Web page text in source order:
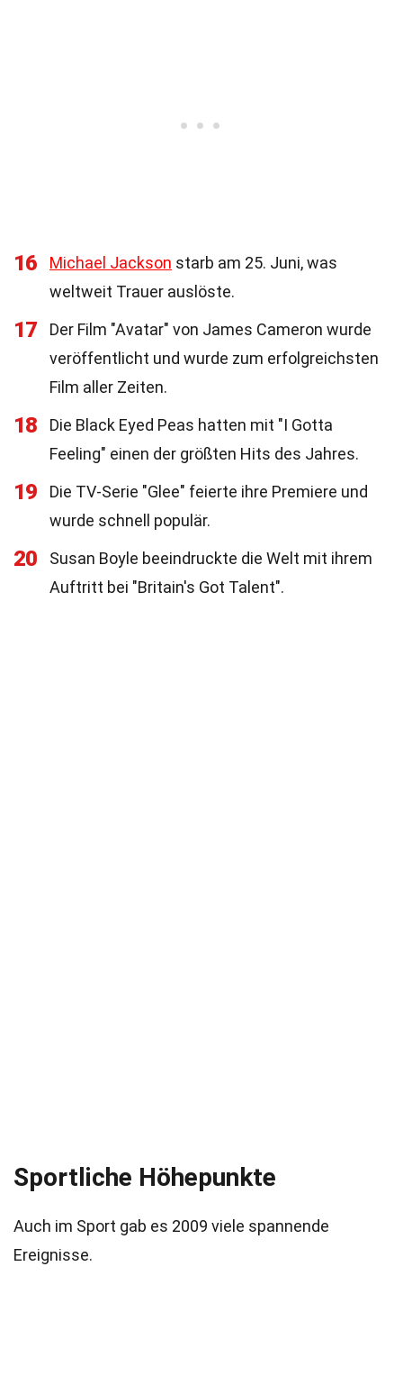
16 Michael Jackson starb am 25. Juni, was
weltweit Trauer auslöste.
17
Der Film "Avatar" von James Cameron wurde
veröffentlicht und wurde zum erfolgreichsten
Film aller Zeiten.
18
Die Black Eyed Peas hatten mit "I Gotta
Feeling" einen der größten Hits des Jahres.
19
Die TV-Serie "Glee" feierte ihre Premiere und
wurde schnell populär.
20
Susan Boyle beeindruckte die Welt mit ihrem
Auftritt bei "Britain's Got Talent".
Sportliche Höhepunkte
Auch im Sport gab es 2009 viele spannende
Ereignisse.